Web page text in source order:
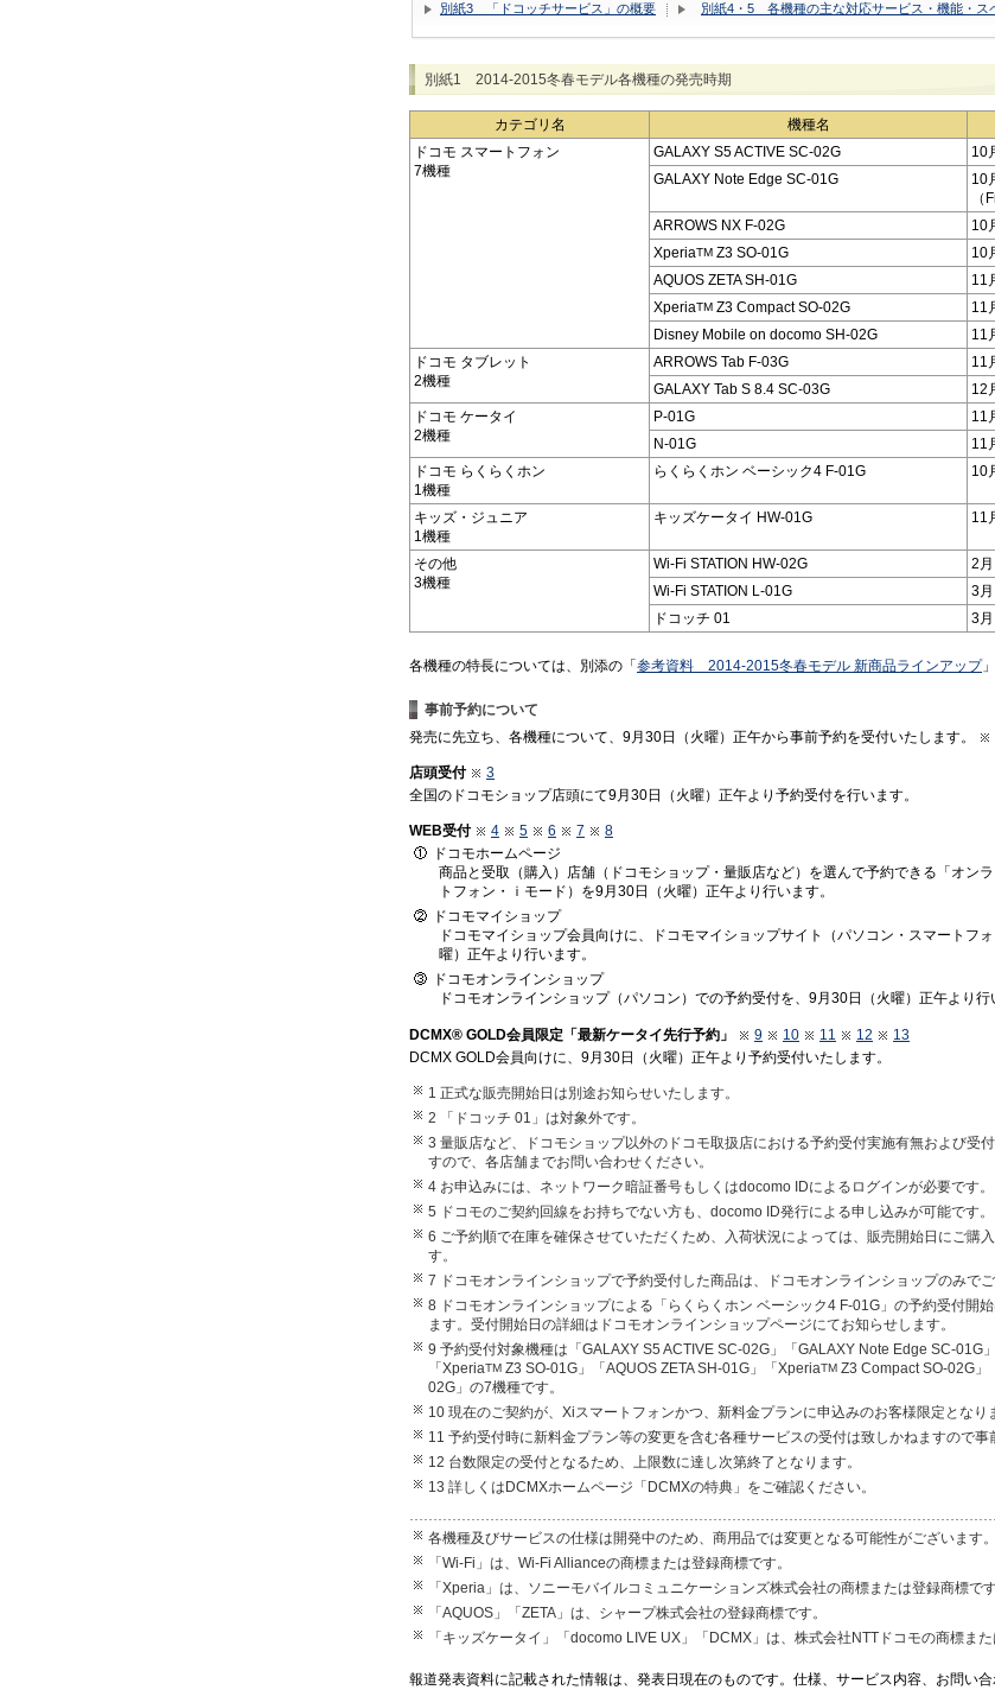
別紙3 「ドコッチサービス」の概要 別紙4・5 各機種の主な対応サービス・機能・ス
別紙1 2014-2015冬春モデル各機種の発売時期
カテゴリ名 機種名
ドコモ スマートフォン
7機種
GALAXY S5 ACTIVE SC-02G
10
GALAXY Note Edge SC-01G
10
（
ARROWS NX F-02G
10
XperiaTM Z3 SO-01G
10
AQUOS ZETA SH-01G
11
XperiaTM Z3 Compact SO-02G
11
Disney Mobile on docomo SH-02G
11
ドコモ タブレット
2機種
ARROWS Tab F-03G
11
GALAXY Tab S 8.4 SC-03G
12
ドコモ ケータイ
2機種
P-01G
11
N-01G
11
ドコモ らくらくホン
1機種
らくらくホン ベーシック4 F-01G 10
キッズ・ジュニア
1機種
キッズケータイ HW-01G 11
その他
3機種
Wi-Fi STATION HW-02G
2月
Wi-Fi STATION L-01G
3月
ドコッチ 01
3月
各機種の特長については、別添の「参考資料 2014-2015冬春モデル 新商品ラインアップ
事前予約について
発売に先立ち、各機種について、9月30日（火曜）正午から事前予約を受付いたします。
店頭受付
3
全国のドコモショップ店頭にて9月30日（火曜）正午より予約受付を行います。
WEB受付 4 5 6 7
8
ドコモホームページ
商品と受取（購入）店舗（ドコモショップ・量販店など）を選んで予約できる「オン
トフォン・ｉモード）を9月30日（火曜）正午より行います。
ドコモマイショップ
ドコモマイショップ会員向けに、ドコモマイショップサイト（パソコン・スマートフ
曜）正午より行います。
ドコモオンラインショップ
ドコモオンラインショップ（パソコン）での予約受付を、9月30日（火曜）正午より行
DCMX® GOLD会員限定「最新ケータイ先行予約」 9 10 11 12
13
DCMX GOLD会員向けに、9月30日（火曜）正午より予約受付いたします。
1 正式な販売開始日は別途お知らせいたします。
2 「ドコッチ 01」は対象外です。
3 量販店など、ドコモショップ以外のドコモ取扱店における予約受付実施有無および受
すので、各店舗までお問い合わせください。
4 お申込みには、ネットワーク暗証番号もしくはdocomo IDによるログインが必要です。
5 ドコモのご契約回線をお持ちでない方も、docomo ID発行による申し込みが可能です。
6 ご予約順で在庫を確保させていただくため、入荷状況によっては、販売開始日にご購
す。
7 ドコモオンラインショップで予約受付した商品は、ドコモオンラインショップのみでご
8 ドコモオンラインショップによる「らくらくホン ベーシック4 F-01G」の予約受付開
ます。受付開始日の詳細はドコモオンラインショップページにてお知らせします。
9 予約受付対象機種は「GALAXY S5 ACTIVE SC-02G」「GALAXY Note Edge SC-01G
「XperiaTM Z3 SO-01G」「AQUOS ZETA SH-01G」「XperiaTM Z3 Compact SO-02G
02G」の7機種です。
10 現在のご契約が、Xiスマートフォンかつ、新料金プランに申込みのお客様限定となり
11 予約受付時に新料金プラン等の変更を含む各種サービスの受付は致しかねますので事
12 台数限定の受付となるため、上限数に達し次第終了となります。
13 詳しくはDCMXホームページ「DCMXの特典」をご確認ください。
各機種及びサービスの仕様は開発中のため、商用品では変更となる可能性がございます。
「Wi-Fi」は、Wi-Fi Allianceの商標または登録商標です。
「Xperia」は、ソニーモバイルコミュニケーションズ株式会社の商標または登録商標です
「AQUOS」「ZETA」は、シャープ株式会社の登録商標です。
「キッズケータイ」「docomo LIVE UX」「DCMX」は、株式会社NTTドコモの商標また
報道発表資料に記載された情報は、発表日現在のものです。仕様、サービス内容、お問い